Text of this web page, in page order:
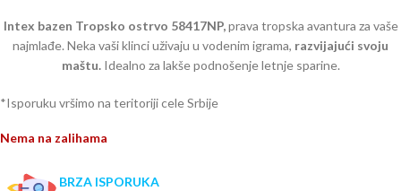
Intex bazen Tropsko ostrvo 58417NP,prava tropska avantura za vaše
najmlađe. Neka vaši klinci uživaju u vodenim igrama, razvijajući svoju
maštu.Idealno za lakše podnošenje letnje sparine.
*Isporuku vršimo na teritoriji cele Srbije
Nema na zalihama
BRZA ISPORUKA